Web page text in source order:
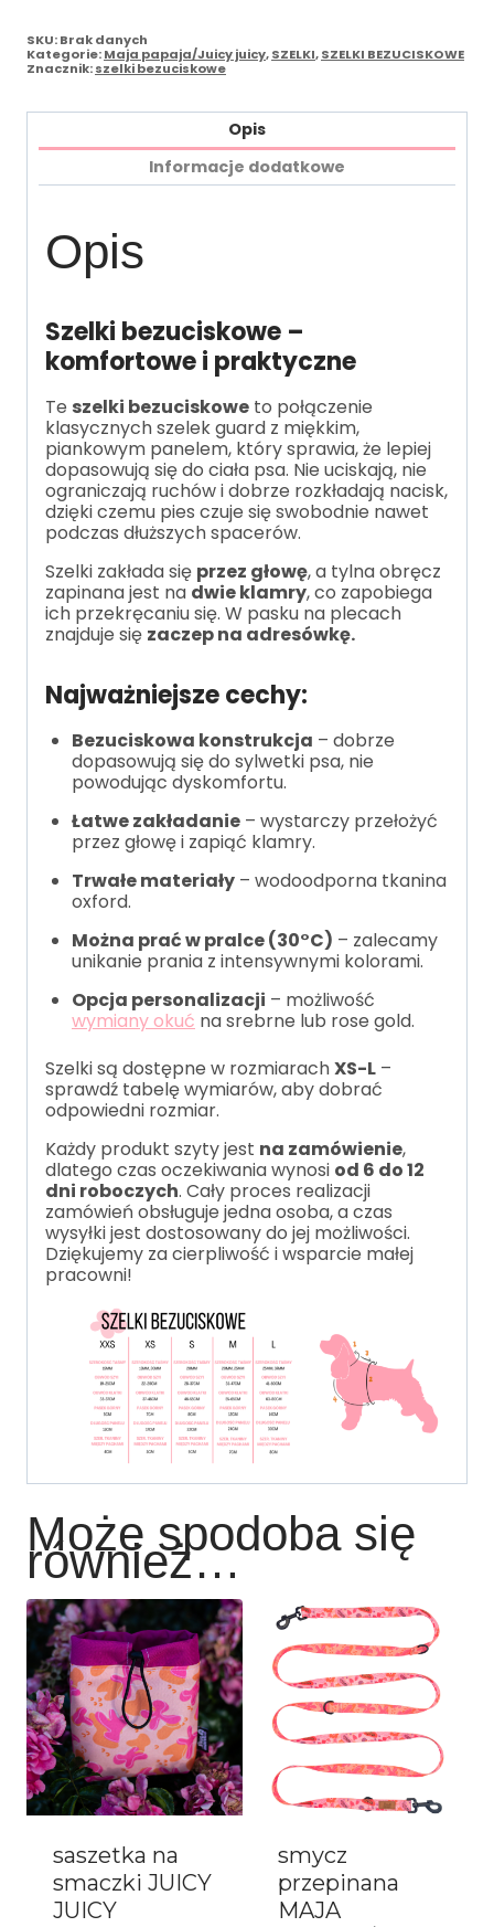
SKU:Brak danych
Kategorie:Maja papaja/Juicy juicy,SZELKI,SZELKI BEZUCISKOWE
Znacznik:szelki bezuciskowe
Opis
Informacje dodatkowe
Opis
Szelki bezuciskowe –
komfortowe i praktyczne
Te szelki bezuciskowe to połączenie
klasycznych szelek guard z miękkim,
piankowym panelem, który sprawia, że lepiej
dopasowują się do ciała psa. Nie uciskają, nie
ograniczają ruchów i dobrze rozkładają nacisk,
dzięki czemu pies czuje się swobodnie nawet
podczas dłuższych spacerów.
Szelki zakłada się przez głowę, a tylna obręcz
zapinana jest na dwie klamry, co zapobiega
ich przekręcaniu się. W pasku na plecach
znajduje się zaczep na adresówkę.
Najważniejsze cechy:
Bezuciskowa konstrukcja – dobrze
dopasowują się do sylwetki psa, nie
powodując dyskomfortu.
Łatwe zakładanie – wystarczy przełożyć
przez głowę i zapiąć klamry.
Trwałe materiały – wodoodporna tkanina
oxford.
Można prać w pralce (30°C) – zalecamy
unikanie prania z intensywnymi kolorami.
Opcja personalizacji – możliwość
wymiany okuć na srebrne lub rose gold.
Szelki są dostępne w rozmiarachXS-L –
sprawdź tabelę wymiarów, aby dobrać
odpowiedni rozmiar.
Każdy produkt szyty jest na zamówienie,
dlatego czas oczekiwania wynosi od 6 do 12
dni roboczych. Cały proces realizacji
zamówień obsługuje jedna osoba, a czas
wysyłki jest dostosowany do jej możliwości.
Dziękujemy za cierpliwość i wsparcie małej
pracowni!
Może spodoba się
również…
saszetka na
smaczki JUICY
JUICY
smycz
przepinana
MAJA